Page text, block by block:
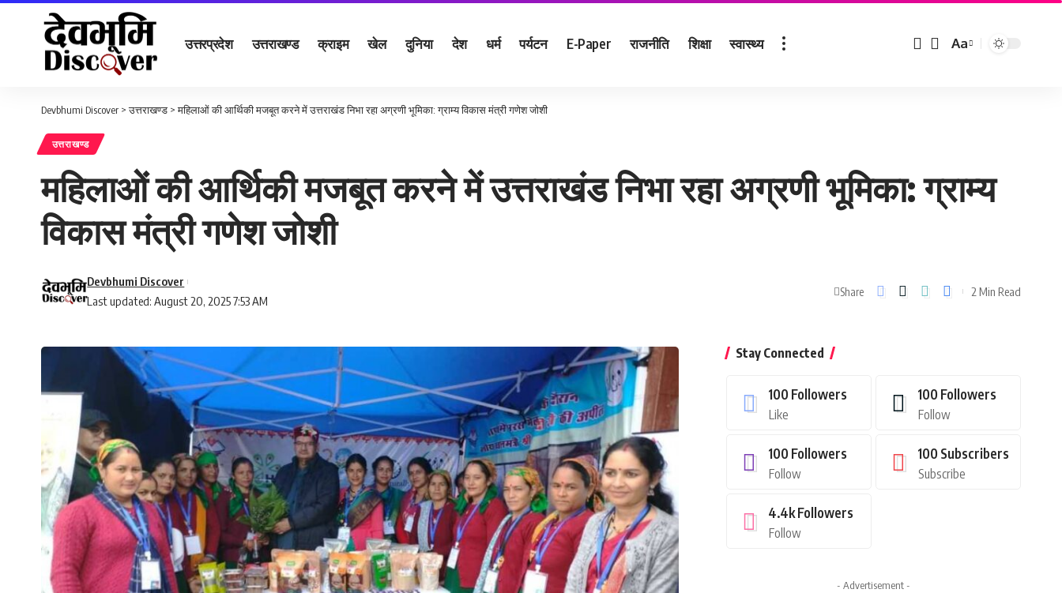
उत्तरप्रदेश उत्तराखण्ड क्राइम खेल दुनिया देश धर्म पर्यटन E-Paper राजनीति शिक्षा स्वास्थ्य
Font
Aa
Devbhumi Discover >उत्तराखण्ड >महिलाओं की आर्थिकी मजबूत करने में उत्तराखंड निभा रहा अग्रणी भूमिका: ग्राम्य विकास मंत्री गणेश जोशी
उत्तराखण्ड
महिलाओं की आर्थिकी मजबूत करने में उत्तराखंड निभा रहा अग्रणी भूमिका: ग्राम्य
विकास मंत्री गणेश जोशी
Last updated: August 20, 2025 7:53 AM
Devbhumi Discover
Share 2 Min Read
Stay Connected
100 Followers
Like
100 Followers
Follow
100 Followers
Follow
100 Subscribers
Subscribe
4.4kFollowers
Follow
- Advertisement -